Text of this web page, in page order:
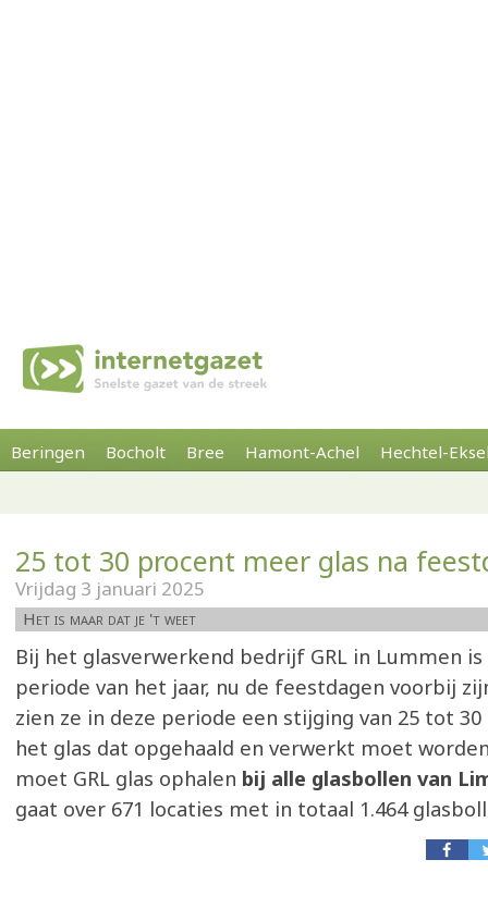
Beringen Bocholt Bree Hamont-Achel Hechtel-
25 tot 30 procent meer glas na
Vrijdag 3 januari 2025
Het is maar dat je 't weet
Bij het glasverwerkend bedrijf GRL in Lummen
periode van het jaar, nu de feestdagen voorbij
zien ze in deze periode een stijging van 25 tot
het glas dat opgehaald en verwerkt moet
moet GRL glas ophalen bij alle glasbollen van
gaat over 671 locaties met in totaal 1.464